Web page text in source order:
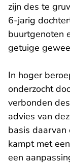
zijn des te
6-jarig
buurtgenoten
getuige
In hoger
onderzocht
verbonden
advies van
basis
kampt met
een